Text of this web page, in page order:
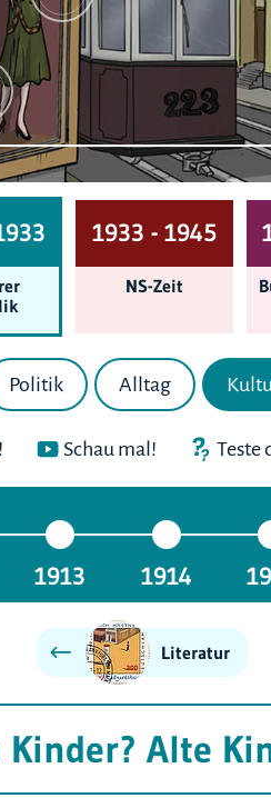
1933 - 1945
NS-Zeit
Politik Alltag
Schau mal! Teste
1913 1914
Literatur
Kinder? Alte